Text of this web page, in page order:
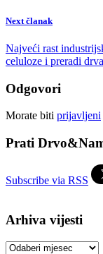
Next članak
Najveći rast
celuloze i preradi drva
Odgovori
Morate biti prijavljeni
Prati
Subscribe via RSS
Arhiva vijesti
Arhiva